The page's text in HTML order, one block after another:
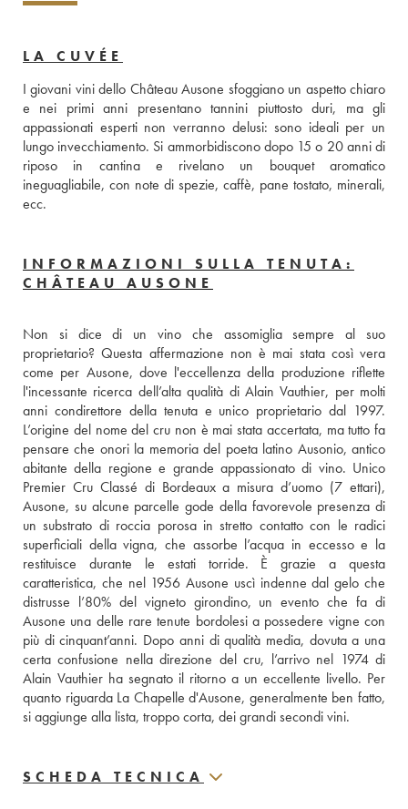
LA CUVÉE
I giovani vini dello Château Ausone sfoggiano un aspetto chiaro
e nei primi anni presentano tannini piuttosto duri, ma gli
appassionati esperti non verranno delusi: sono ideali per un
lungo invecchiamento. Si ammorbidiscono dopo 15 o 20 anni di
riposo in cantina e rivelano un bouquet aromatico
ineguagliabile, con note di spezie, caffè, pane tostato, minerali,
ecc.
INFORMAZIONI SULLA TENUTA:
CHÂTEAU AUSONE
Non si dice di un vino che assomiglia sempre al suo
proprietario? Questa affermazione non è mai stata così vera
come per Ausone, dove l'eccellenza della produzione riflette
l'incessante ricerca dell’alta qualità di Alain Vauthier, per molti
anni condirettore della tenuta e unico proprietario dal 1997.
L’origine del nome del cru non è mai stata accertata, ma tutto fa
pensare che onori la memoria del poeta latino Ausonio, antico
abitante della regione e grande appassionato di vino. Unico
Premier Cru Classé di Bordeaux a misura d’uomo (7 ettari),
Ausone, su alcune parcelle gode della favorevole presenza di
un substrato di roccia porosa in stretto contatto con le radici
superficiali della vigna, che assorbe l’acqua in eccesso e la
restituisce durante le estati torride. È grazie a questa
caratteristica, che nel 1956 Ausone uscì indenne dal gelo che
distrusse l’80% del vigneto girondino, un evento che fa di
Ausone una delle rare tenute bordolesi a possedere vigne con
più di cinquant’anni. Dopo anni di qualità media, dovuta a una
certa confusione nella direzione del cru, l’arrivo nel 1974 di
Alain Vauthier ha segnato il ritorno a un eccellente livello. Per
quanto riguarda La Chapelle d'Ausone, generalmente ben fatto,
si aggiunge alla lista, troppo corta, dei grandi secondi vini.
SCHEDA TECNICA